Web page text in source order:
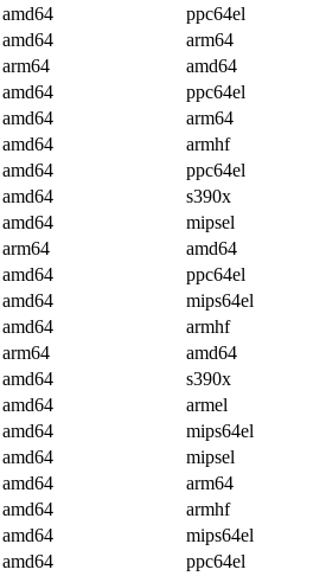
amd64
ppc64el
amd64
arm64
arm64
amd64
amd64
ppc64el
amd64
arm64
amd64
armhf
amd64
ppc64el
amd64
s390x
amd64
mipsel
arm64
amd64
amd64
ppc64el
amd64
mips64el
amd64
armhf
arm64
amd64
amd64
s390x
amd64
armel
amd64
mips64el
amd64
mipsel
amd64
arm64
amd64
armhf
amd64
mips64el
amd64
ppc64el